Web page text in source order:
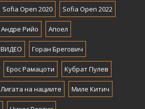
Sofia Open 2020 Sofia Open 2022
Андре Рийо Апоел
ВИДЕО Горан Брегович
Ерос Рамацоти Кубрат Пулев
Лигата на нациите Миле Китич